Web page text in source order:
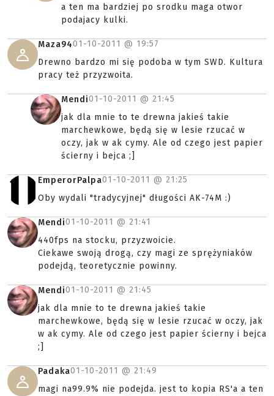
a ten ma bardziej po srodku maga otwor
podajacy kulki.
Maza9401-10-2011 @ 19:57
Drewno bardzo mi się podoba w tym SWD. Kultura
pracy też przyzwoita.
Mendi01-10-2011 @ 21:45
jak dla mnie to te drewna jakieś takie
marchewkowe, będą się w lesie rzucać w
oczy, jak w ak cymy. Ale od czego jest papier
ścierny i bejca ;]
EmperorPalpa01-10-2011 @ 21:25
Oby wydali "tradycyjnej" długości AK-74M :)
Mendi01-10-2011 @ 21:41
440fps na stocku, przyzwoicie.
Ciekawe swoją drogą, czy magi ze sprężyniaków
podejdą, teoretycznie powinny.
Mendi01-10-2011 @ 21:45
jak dla mnie to te drewna jakieś takie
marchewkowe, będą się w lesie rzucać w oczy, jak
w ak cymy. Ale od czego jest papier ścierny i bejca
;]
Padaka01-10-2011 @ 21:49
magi na99.9% nie podejda. jest to kopia RS'a a ten